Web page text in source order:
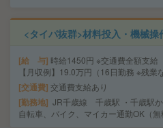
<タイパ抜群>材料投入・機械
給 与 時給1450円 ※交通費全額支給
【月収例】19.0万円（16日勤務 ※残業
交通費 交通費支給あり
勤務地 JR千歳線 千歳駅 ・千歳駅か
自転車、バイク、マイカー通勤OK（無